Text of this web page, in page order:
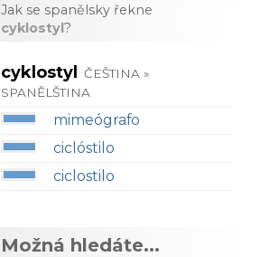
Jak se spanělsky řekne
cyklostyl?
cyklostyl
ČEŠTINA »
SPANĚLŠTINA
mimeógrafo
ciclóstilo
ciclostilo
Možná hledáte...